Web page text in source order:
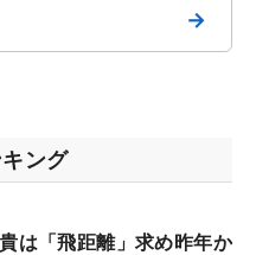
→
ング
は「飛距離」求め昨年か